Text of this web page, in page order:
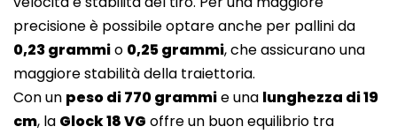
precisione è possibile optare anche per pallini da
0,23 grammio 0,25 grammi, che assicurano una
maggiore stabilità della traiettoria.
Con un peso di 770 grammie una lunghezza di 19
cm, la Glock 18 VG offre un buon equilibrio tra